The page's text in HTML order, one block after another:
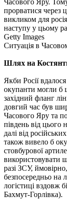
прорватися через
викликом для
наступу у цьому
Getty Images
Ситуація в
Шлях на
Якби Росії
окупанти могли б
західний фланг
довгий час був
Часового Яру та
південь від
далі від
також вивело б
стовбурової
використовувати
разі ЗСУ,
безпосередньо на
логістиці вздовж
Бахмут-Горлівка).